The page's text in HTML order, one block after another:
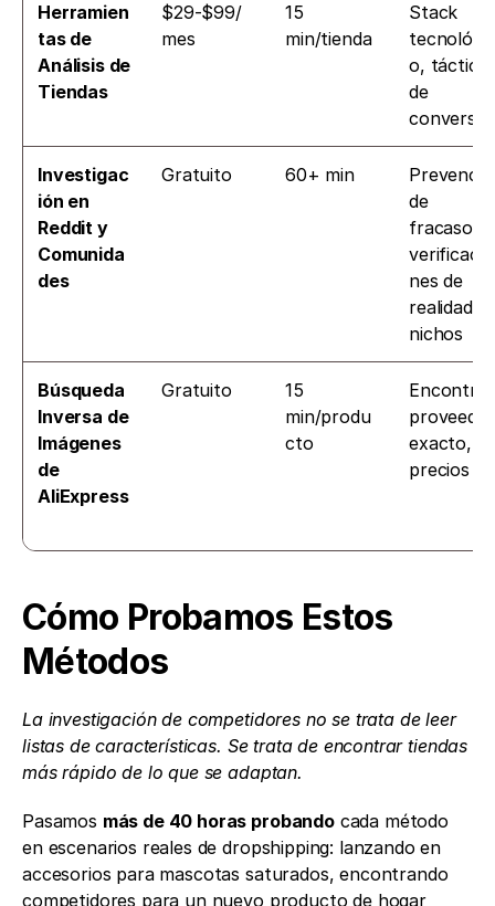
Herramien
tas de
Análisis de
Tiendas
$29-$99/
mes
15
min/tienda
Stack
tecnológic
o,
de
Investigac
ión en
Reddit y
Comunida
des
Gratuito 60+ min
de
fracasos,
verificacio
nes de
realidad
nichos
Búsqueda
Inversa de
Imágenes
de
AliExpress
Gratuito
15
min/produ
cto
Encontrar
proveedor
exacto,
precios
Cómo Probamos Estos
Métodos
La investigación de competidores no se trata de leer
listas de características. Se trata de encontrar tiendas
más rápido de lo que se adaptan.
Pasamos más de 40 horas probando cada método
en escenarios reales de dropshipping: lanzando en
accesorios para mascotas saturados, encontrando
competidores para un nuevo producto de hogar